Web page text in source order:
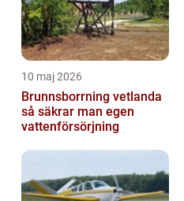
10 maj 2026
Brunnsborrning vetlanda
så säkrar man egen
vattenförsörjning